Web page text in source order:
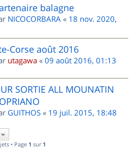
balagne
NICOCORBARA « 18 nov. 2020,
Corse août 2016
utagawa « 09 août 2016, 01:13
SORTIE ALL MOUNATIN
GUITHOS « 19 juil. 2015, 18:48
• Page 1 sur 1